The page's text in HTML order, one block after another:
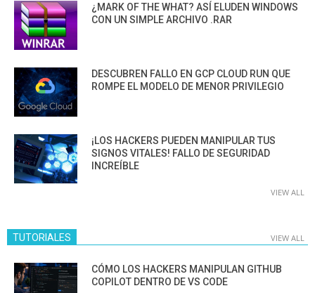
¿MARK OF THE WHAT? ASÍ ELUDEN WINDOWS
CON UN SIMPLE ARCHIVO .RAR
DESCUBREN FALLO EN GCP CLOUD RUN QUE
ROMPE EL MODELO DE MENOR PRIVILEGIO
¡LOS HACKERS PUEDEN MANIPULAR TUS
SIGNOS VITALES! FALLO DE SEGURIDAD
INCREÍBLE
VIEW ALL
TUTORIALES VIEW ALL
CÓMO LOS HACKERS MANIPULAN GITHUB
COPILOT DENTRO DE VS CODE